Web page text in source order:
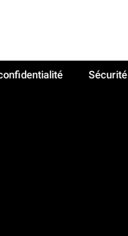
Sécurité